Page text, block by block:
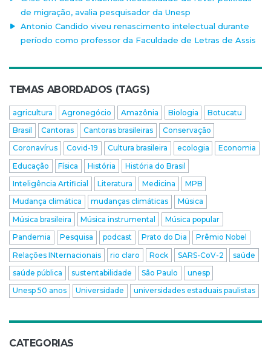
de migração, avalia pesquisador da Unesp
Antonio Candido viveu renascimento intelectual durante
período como professor da Faculdade de Letras de Assis
TEMAS ABORDADOS (TAGS)
agricultura Agronegócio Amazônia Biologia
Botucatu
Brasil
Cantoras Cantoras brasileiras
Conservação
Coronavírus
Covid-19 Cultura brasileira ecologia
Economia
Educação
Física História
História do Brasil
Inteligência Artificial
Literatura Medicina
MPB
Mudança climática
mudanças climáticas
Música
Música brasileira
Música instrumental
Música popular
Pandemia
Pesquisa podcast Prato do Dia
Prêmio Nobel
Relações INternacionais
rio claro Rock SARS-CoV-2
saúde
saúde pública
sustentabilidade São Paulo
unesp
Unesp 50 anos
Universidade universidades estaduais paulistas
CATEGORIAS